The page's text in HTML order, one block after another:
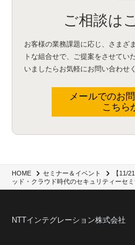
HOME セミナー＆イベント
【11/
ッド・クラウド時代のセキュリティーセ
ご相談は
お客様の業務課題に応じ、さまざ
トな組合せで、 ご提案をさせてい
いましたらお気軽にお問い合わせ
メールでのお
こちら
NTTインテグレーション株式会社